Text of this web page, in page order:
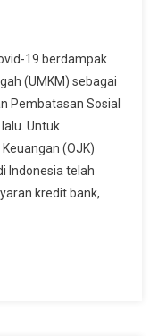
19 berdampak
(UMKM) sebagai
Pembatasan Sosial
Untuk
(OJK)
Indonesia telah
kredit bank,